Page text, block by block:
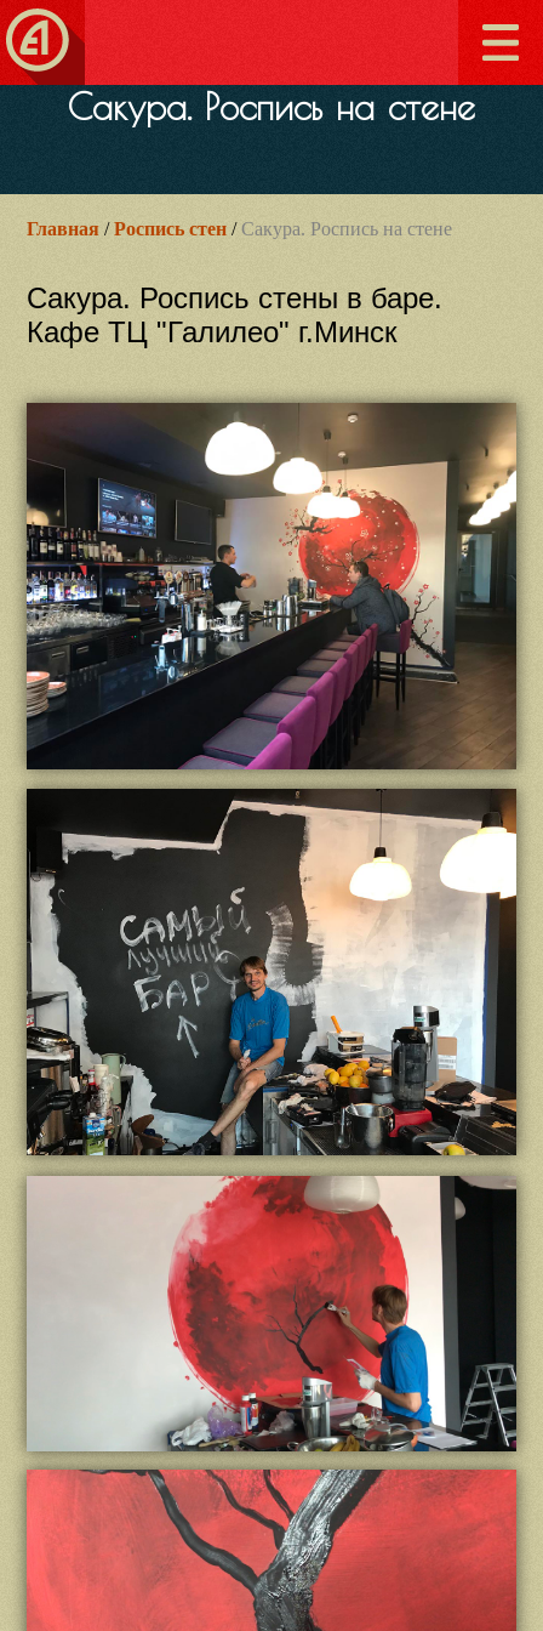
Сакура. Роспись на стене
Главная / Роспись стен /Сакура. Роспись на стене
Сакура. Роспись стены в баре.
Кафе ТЦ "Галилео" г.Минск